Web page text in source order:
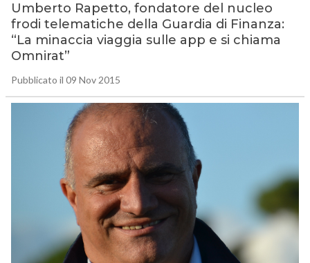
Umberto Rapetto, fondatore del nucleo
frodi telematiche della Guardia di Finanza:
“La minaccia viaggia sulle app e si chiama
Omnirat”
Pubblicato il 09 Nov 2015